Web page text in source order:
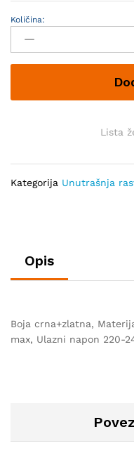
Luster
light
Brass
90030-
Količina:
Lista
Kategorija Unutrašnja
Opis
Boja crna+zlatna,
max, Ulazni napon 220-